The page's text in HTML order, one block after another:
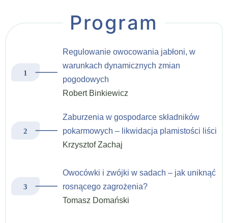
Program
Regulowanie owocowania jabłoni, w
warunkach dynamicznych zmian
pogodowych
Robert Binkiewicz
Zaburzenia w gospodarce składników
pokarmowych – likwidacja plamistości liści
Krzysztof Zachaj
Owocówki i zwójki w sadach – jak uniknąć
rosnącego zagrożenia?
Tomasz Domański